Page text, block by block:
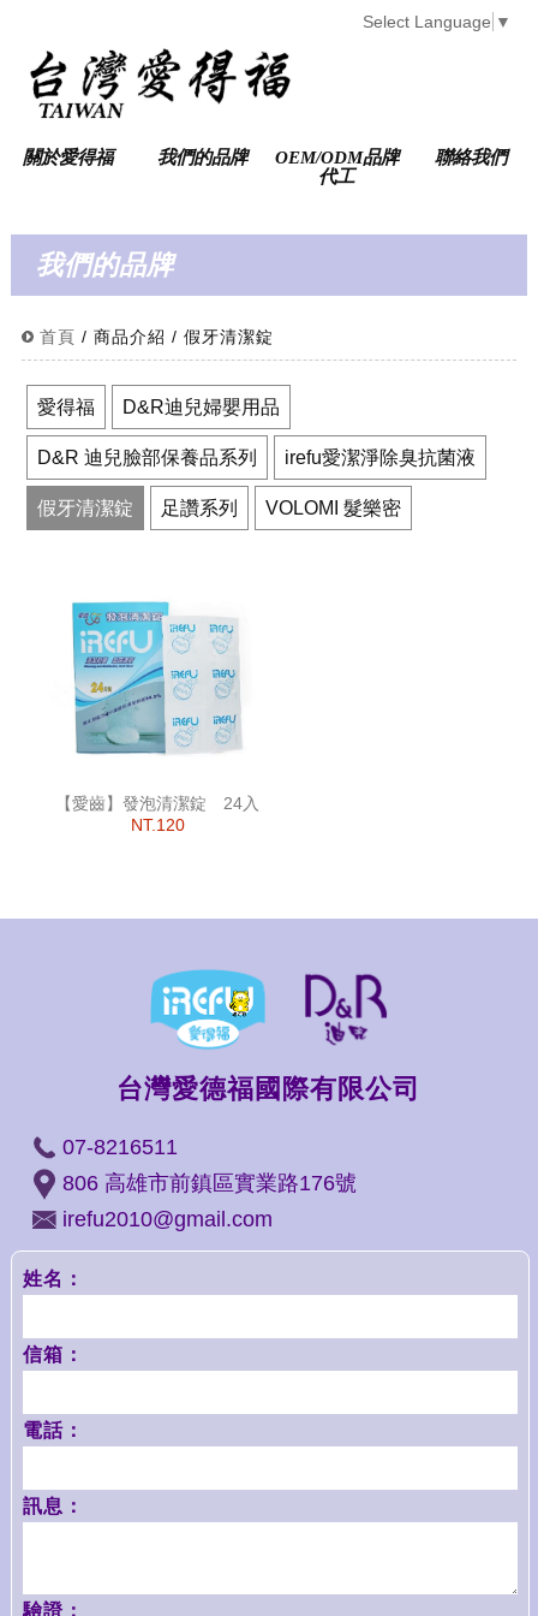
Select Language ▼
關於愛得福 我們的品牌
OEM/ODM品牌
代工
聯絡我們
我們的品牌
首頁 / 商品介紹 / 假牙清潔錠
愛得福 D&R迪兒婦嬰用品
D&R 迪兒臉部保養品系列 irefu愛潔淨除臭抗菌液
假牙清潔錠 足讚系列 VOLOMI 髮樂密
【愛齒】發泡清潔錠 24入
NT.120
台灣愛德福國際有限公司
07-8216511
806 高雄市前鎮區實業路176號
irefu2010@gmail.com
姓名：
信箱：
電話：
訊息：
驗證：